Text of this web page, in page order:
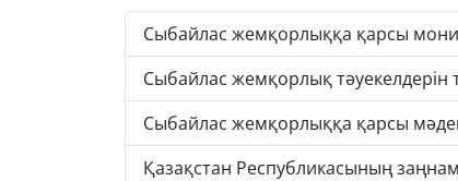
Сыбайлас жемқорлыққа қарсы
Сыбайлас жемқорлық тәуекелдерін
Сыбайлас жемқорлыққа қарсы
Қазақстан Республикасының